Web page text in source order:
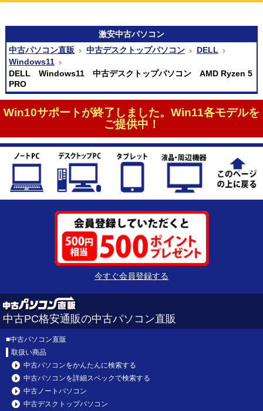
激安中古パソコン
中古パソコン直販
中古デスクトップパソコン
DELL
Windows11
DELL Windows11 中古デスクトップパソコン AMD Ryzen 5
PRO
Win10サポートが終了しました。Win11各モデルを
ご提供中！
今すぐ会員登録する
中古PC格安通販の中古パソコン直販
■中古パソコン直販
取扱い商品
中古パソコンをかんたんに検索する
中古パソコンを詳細スペックで検索する
中古ノートパソコン
中古デスクトップパソコン